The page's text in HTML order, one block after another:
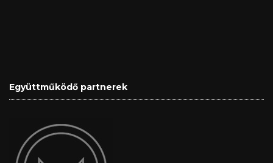
Együttműködő partnerek